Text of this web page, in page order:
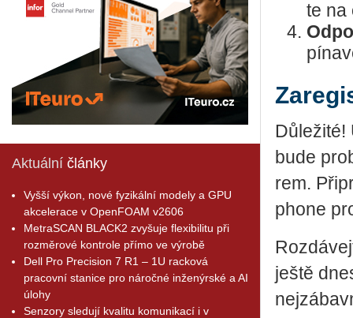
Aktuální články
Vyšší výkon, nové fyzikální modely a GPU
akcelerace v OpenFOAM v2606
MetraSCAN BLACK2 zvyšuje flexibilitu při
rozměrové kontrole přímo ve výrobě
Dell Pro Precision 7 R1 – 1U racková
pracovní stanice pro náročné inženýrské a AI
úlohy
Senzory sledují kvalitu komunikací i v
te na
Dů­le­ži­té!
bude
rem.
pho­ne
ještě